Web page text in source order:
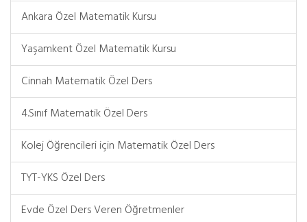
Ankara Özel Matematik Kursu
Yaşamkent Özel Matematik Kursu
Cinnah Matematik Özel Ders
4.Sınıf Matematik Özel Ders
Kolej Öğrencileri için Matematik Özel Ders
TYT-YKS Özel Ders
Evde Özel Ders Veren Öğretmenler